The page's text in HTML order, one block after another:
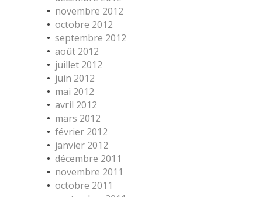
novembre 2012
octobre 2012
septembre 2012
août 2012
juillet 2012
juin 2012
mai 2012
avril 2012
mars 2012
février 2012
janvier 2012
décembre 2011
novembre 2011
octobre 2011